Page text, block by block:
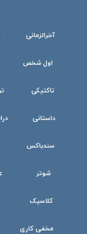
آخرالزمانی
اول شخص
تاکتیکی
داستانی
سندباکس
شوتر
کلاسیک
مخفی کاری